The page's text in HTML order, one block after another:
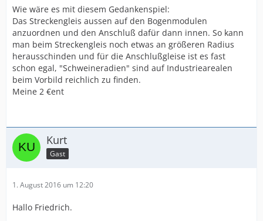
Wie wäre es mit diesem Gedankenspiel:
Das Streckengleis aussen auf den Bogenmodulen
anzuordnen und den Anschluß dafür dann innen. So kann
man beim Streckengleis noch etwas an größeren Radius
herausschinden und für die Anschlußgleise ist es fast
schon egal, "Schweineradien" sind auf Industriearealen
beim Vorbild reichlich zu finden.
Meine 2 €ent
Kurt
Gast
1. August 2016 um 12:20
Hallo Friedrich.